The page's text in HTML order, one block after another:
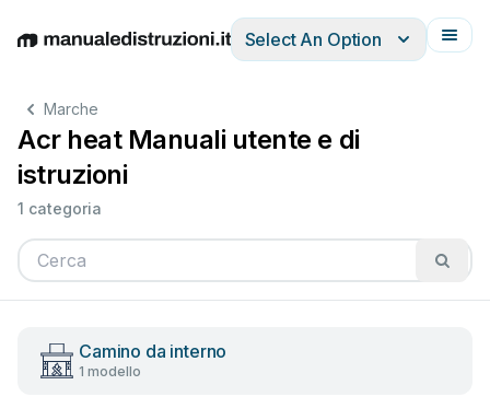
EnglishDeutschEspañolItalianoFrançais
Select An Option
Marche
Acr heat Manuali utente e di
istruzioni
1 categoria
Camino da interno
1 modello